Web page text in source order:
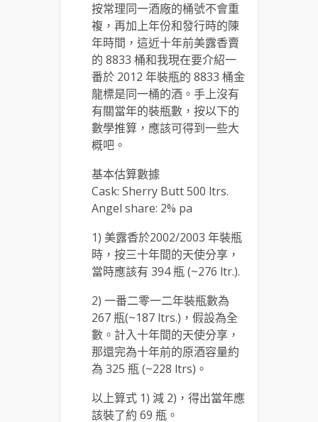
按常理同一酒廠的桶號不會重
複，再加上年份和發行時的陳
年時間，這近十年前美露香賣
的 8833 桶和我現在要介紹一
番於 2012 年裝瓶的 8833 桶金
龍標是同一桶的酒。手上沒有
有關當年的裝瓶數，按以下的
數學推算，應該可得到一些大
概吧。
基本估算數據
Cask: Sherry Butt 500 ltrs.
Angel share: 2% pa
1) 美露香於2002/2003 年裝瓶
時，按三十年間的天使分享，
當時應該有 394 瓶 (~276 ltr.).
2) 一番二零一二年裝瓶數為
267 瓶(~187 ltrs.)，假設為全
數。計入十年間的天使分享，
那還完為十年前的原酒容量約
為 325 瓶 (~228 ltrs)。
以上算式 1) 減 2)，得出當年應
該裝了約 69 瓶。